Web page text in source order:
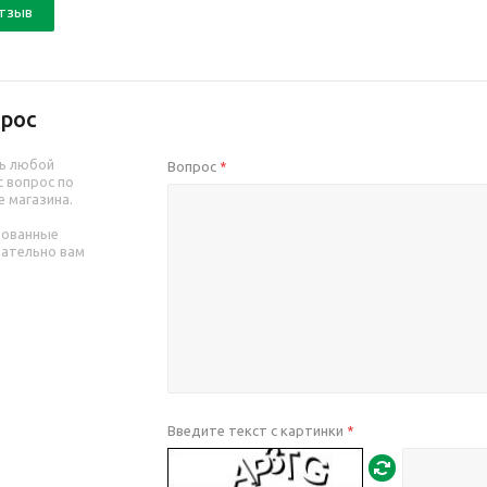
любой
вопрос по
магазина.
вам
Вопрос *
Введите текст с картинки *